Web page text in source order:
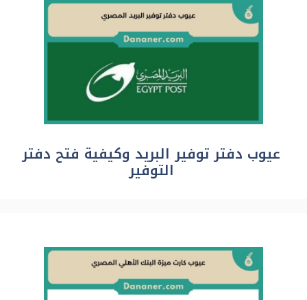
عيوب دفتر توفير البريد وكيفية فتح دفتر
التوفير